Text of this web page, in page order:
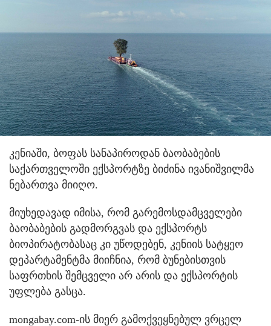
კენიაში, ბოფას სანაპიროდან ბაობაბების
საქართველოში ექსპორტზე ბიძინა ივანიშვილმა
ნებართვა მიიღო.
მიუხედავად იმისა, რომ გარემოსდამცველები
ბაობაბების გადმორგვას და ექსპორტს
ბიოპირატობასაც კი უწოდებენ, კენიის სატყეო
დეპარტამენტმა მიიჩნია, რომ ბუნებისთვის
საფრთხის შემცველი არ არის და ექსპორტის
უფლება გასცა.
mongabay.com-ის მიერ გამოქვეყნებულ ვრცელ